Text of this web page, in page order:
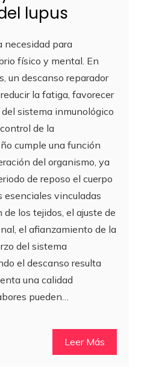
lupus
necesidad para
físico y mental. En
un descanso reparador
la fatiga, favorecer
sistema inmunológico
de la
cumple una función
del organismo, ya
de reposo el cuerpo
esenciales vinculadas
los tejidos, el ajuste de
el afianzamiento de la
del sistema
el descanso resulta
una calidad
pueden…
Leer Más